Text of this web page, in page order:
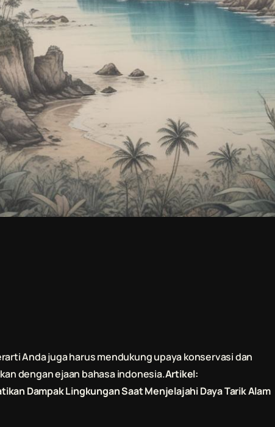
Anda juga harus mendukung upaya konservasi dan
dengan ejaan bahasa indonesia.Artikel:
Dampak Lingkungan Saat Menjelajahi Daya Tarik Alam